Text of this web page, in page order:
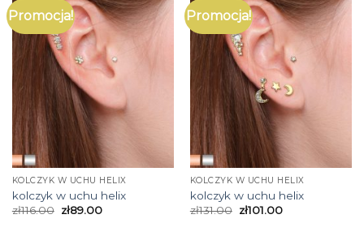
Promocja!
KOLCZYK W UCHU HELIX
kolczyk w uchu helix
zł116.00 zł89.00
Promocja!
KOLCZYK W UCHU HELIX
kolczyk w uchu helix
zł131.00 zł101.00